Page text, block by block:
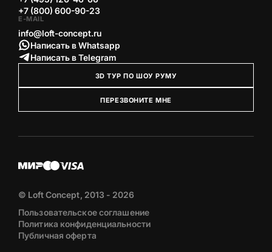
+7 (800) 600-90-23
E-MAIL
info@loft-concept.ru
Написать в Whatsapp
Написать в Telegram
3D ТУР ПО ШОУ РУМУ
ПЕРЕЗВОНИТЕ МНЕ
© Loft Concept, 2013 - 2026
Пользовательское соглашение
Политика конфиденциальности
Публичная оферта